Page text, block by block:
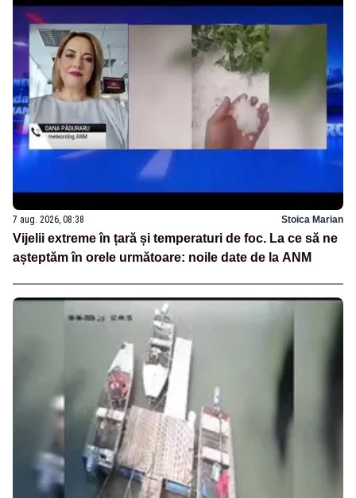
7 aug. 2026, 08:38 Stoica Marian
Vijelii extreme în țară și temperaturi de foc. La ce să ne
așteptăm în orele următoare: noile date de la ANM